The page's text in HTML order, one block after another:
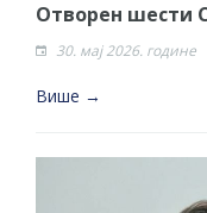
Отворен шести
30. мај 2026. године
Више →